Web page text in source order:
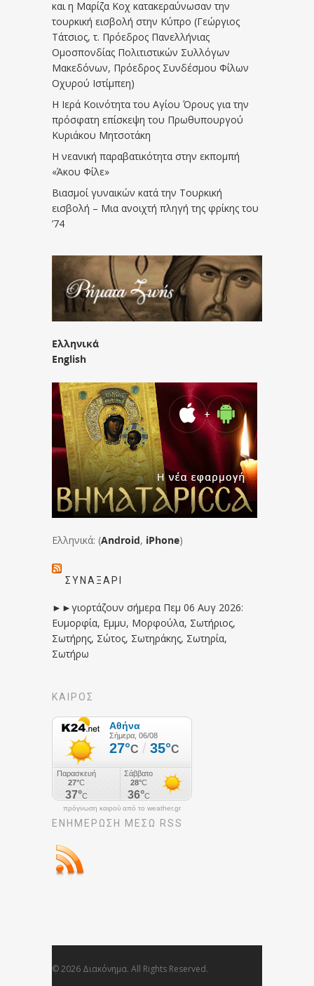
και η Μαρίζα Κοχ κατακεραύνωσαν την
τουρκική εισβολή στην Κύπρο (Γεώργιος
Τάτσιος, τ. Πρόεδρος Πανελλήνιας
Ομοσπονδίας Πολιτιστικών Συλλόγων
Μακεδόνων, Πρόεδρος Συνδέσμου Φίλων
Οχυρού Ιστίμπεη)
Η Ιερά Κοινότητα του Αγίου Όρους για την
πρόσφατη επίσκεψη του Πρωθυπουργού
Κυριάκου Μητσοτάκη
Η νεανική παραβατικότητα στην εκπομπή
«Άκου Φίλε»
Βιασμοί γυναικών κατά την Τουρκική
εισβολή – Μια ανοιχτή πληγή της φρίκης του
’74
Ελληνικά
English
Ελληνικά: (Android, iPhone)
ΣΥΝΑΞΆΡΙ
►►γιορτάζουν σήμερα Πεμ 06 Αυγ 2026:
Ευμορφία, Εμμυ, Μορφούλα, Σωτήριος,
Σωτήρης, Σώτος, Σωτηράκης, Σωτηρία,
Σωτήρω
ΚΑΙΡΟΣ
πρόγνωση καιρού από το weather.gr
ΕΝΗΜΈΡΩΣΉ ΜΕΣΩ RSS
© 2026 Διακόνημα. All Rights Reserved.